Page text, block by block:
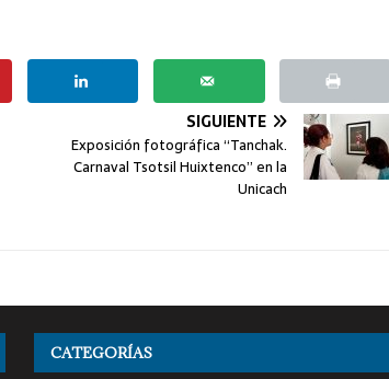
SIGUIENTE
Exposición fotográfica “Tanchak.
Carnaval Tsotsil Huixtenco” en la
Unicach
CATEGORÍAS